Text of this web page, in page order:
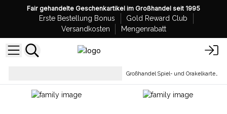
Fair gehandelte Geschenkartikel im Großhandel seit 1995
Erste Bestellung Bonus
Gold Reward Club
Versandkosten
Mengenrabatt
Großhandel Spiel- und Orakelkarten